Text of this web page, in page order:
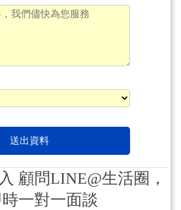
顧問LINE@生活圈，
一對一面談